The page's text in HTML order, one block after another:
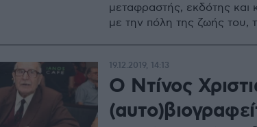
μεταφραστής, εκδότης και
με την πόλη της ζωής του,
Ο Ντίνος
19.12.2019, 14:13